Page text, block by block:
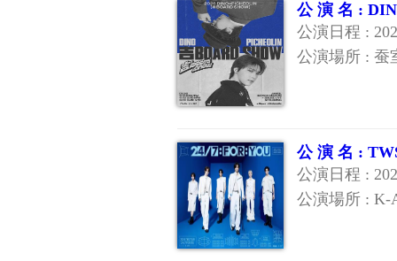
公 演 名 :
公演日程 :
公演場所 : 蚕
公 演 名 :
公演日程 :
公演場所 : K-